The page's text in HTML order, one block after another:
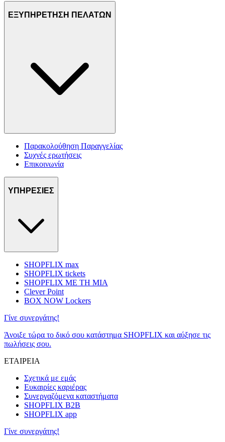
ΕΞΥΠΗΡΕΤΗΣΗ ΠΕΛΑΤΩΝ
Παρακολούθηση Παραγγελίας
Συχνές ερωτήσεις
Επικοινωνία
ΥΠΗΡΕΣΙΕΣ
SHOPFLIX max
SHOPFLIX tickets
SHOPFLIX ΜΕ ΤΗ ΜΙΑ
Clever Point
BOX NOW Lockers
Γίνε συνεργάτης!
Άνοιξε τώρα το δικό σου κατάστημα SHOPFLIX και αύξησε τις
πωλήσεις σου.
ΕΤΑΙΡΕΙΑ
Σχετικά με εμάς
Ευκαιρίες καριέρας
Συνεργαζόμενα καταστήματα
SHOPFLIX B2B
SHOPFLIX app
Γίνε συνεργάτης!